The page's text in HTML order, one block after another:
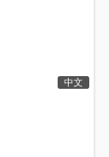
中文